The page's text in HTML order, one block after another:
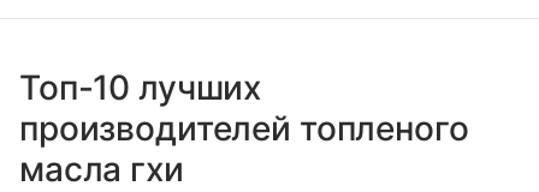
Топ-10 лучших
производителей топленого
масла гхи